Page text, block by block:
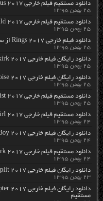
دانلود مستقیم فیلم خارجی The Fate of the Furious 2017 از سرور سایت
۲۵ بهمن ۱۳۹۵
دانلود مستقیم فیلم خارجی Running Wild 2017 از سرور سایت
۲۵ بهمن ۱۳۹۵
دانلود فیلم خارجی Rings 2017 از سرور سایت
۲۵ بهمن ۱۳۹۵
دانلود رایگان فیلم خارجی Dunkirk 2017 با لینک مستقیم
۲۵ بهمن ۱۳۹۵
دانلود رایگان فیلم خارجی Eloise 2017 با لینک مستقیم
۲۵ بهمن ۱۳۹۵
دانلود مستقیم فیلم خارجی Essex Heist 2017 از سرور سایت
۲۵ بهمن ۱۳۹۵
دانلود مستقیم فیلم خارجی Get the Girl 2017 از سرور سایت
۲۴ بهمن ۱۳۹۵
دانلود رایگان فیلم خارجی iBoy 2017 با لینک مستقیم
۲۴ بهمن ۱۳۹۵
دانلود مستقیم فیلم خارجی Justice League Dark 2017 از سرور سایت
۲۴ بهمن ۱۳۹۵
دانلود رایگان فیلم خارجی Split 2017 با لینک مستقیم
۲۳ بهمن ۱۳۹۵
مستقیم